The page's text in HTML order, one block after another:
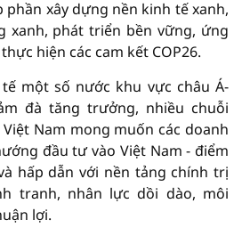
xây dựng nền kinh tế xanh,
xanh, phát triển bền vững, ứng
hiện các cam kết COP26.
một số nước khu vực châu Á-
đà tăng trưởng, nhiều chuỗi
Nam mong muốn các doanh
đầu tư vào Việt Nam - điểm
hấp dẫn với nền tảng chính trị
tranh, nhân lực dồi dào, môi
lợi.